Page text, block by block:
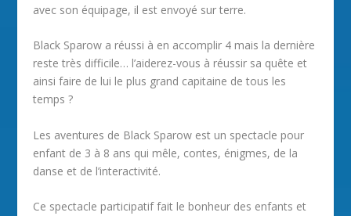
avec son équipage, il est envoyé sur terre.
Black Sparow a réussi à en accomplir 4 mais la dernière
reste très difficile… l’aiderez-vous à réussir sa quête et
ainsi faire de lui le plus grand capitaine de tous les
temps ?
Les aventures de Black Sparow est un spectacle pour
enfant de 3 à 8 ans qui mêle, contes, énigmes, de la
danse et de l’interactivité.
Ce spectacle participatif fait le bonheur des enfants et